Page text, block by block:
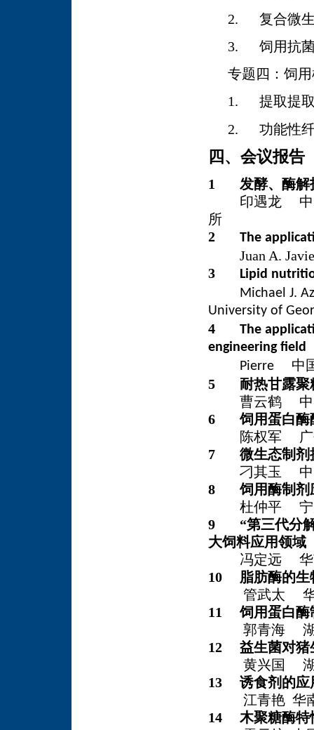
2.
复合微
3.
饲用抗
专题四：饲
1.
提取提
2.
功能性
四、会议报告
1 发酵、酶解
印遇龙 中国
所
2 The
Juan A.
3
Lipid
Michael J.
University of
4 The
engineering field
Pierre
中
5 耐热甘露聚
曹云鹤 中
6 饲用蛋白酶
陈权军 广州
7 微生态制剂
刁其玉 中国
8 饲用酶制剂
杜仲平 宁夏
9 “第三代分解
大饲料应用领域
冯定远 华南
10 脂肪酶的生
管武太 华南
11 饲用蛋白酶
郭青海 湖南
12 益生菌对猪
黄兴国 湖
13 诱食剂的应
江青艳 华南
14 木聚糖酶特